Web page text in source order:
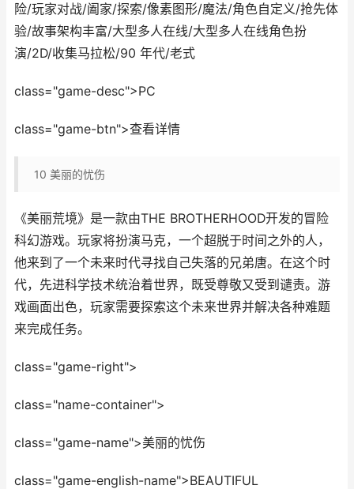
险/玩家对战/阖家/探索/像素图形/魔法/角色自定义/抢先体
验/故事架构丰富/大型多人在线/大型多人在线角色扮
演/2D/收集马拉松/90 年代/老式
class="game-desc">PC
class="game-btn">查看详情
10 美丽的忧伤
《美丽荒境》是一款由THE BROTHERHOOD开发的冒险
科幻游戏。玩家将扮演马克，一个超脱于时间之外的人，
他来到了一个未来时代寻找自己失落的兄弟唐。在这个时
代，先进科学技术统治着世界，既受尊敬又受到谴责。游
戏画面出色，玩家需要探索这个未来世界并解决各种难题
来完成任务。
class="game-right">
class="name-container">
class="game-name">美丽的忧伤
class="game-english-name">BEAUTIFUL